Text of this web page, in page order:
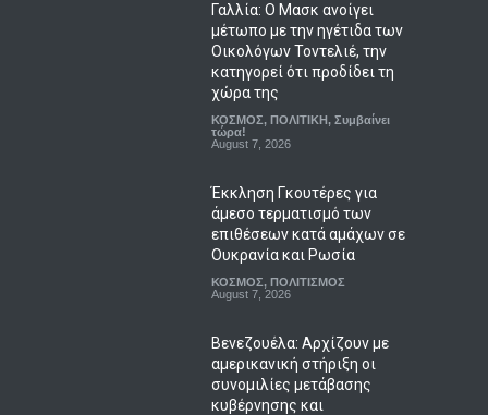
Γαλλία: Ο Μασκ ανοίγει
μέτωπο με την ηγέτιδα των
Οικολόγων Τοντελιέ, την
κατηγορεί ότι προδίδει τη
χώρα της
ΚΟΣΜΟΣ, ΠΟΛΙΤΙΚΗ, Συμβαίνει
τώρα!
August 7, 2026
Έκκληση Γκουτέρες για
άμεσο τερματισμό των
επιθέσεων κατά αμάχων σε
Ουκρανία και Ρωσία
ΚΟΣΜΟΣ, ΠΟΛΙΤΙΣΜΟΣ
August 7, 2026
Βενεζουέλα: Αρχίζουν με
αμερικανική στήριξη οι
συνομιλίες μετάβασης
κυβέρνησης και